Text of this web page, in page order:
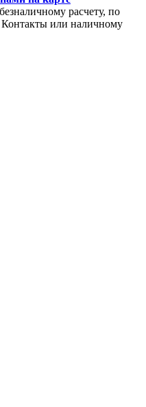
расчету, по
Контакты или наличному